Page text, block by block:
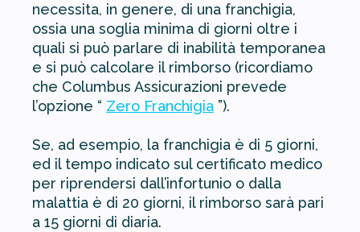
necessita, in genere, di una franchigia,
ossia una soglia minima di giorni oltre i
quali si può parlare di inabilità temporanea
e si può calcolare il rimborso (ricordiamo
che Columbus Assicurazioni prevede
l’opzione “ Zero Franchigia ”).
Se, ad esempio, la franchigia è di 5 giorni,
ed il tempo indicato sul certificato medico
per riprendersi dall’infortunio o dalla
malattia è di 20 giorni, il rimborso sarà pari
a 15 giorni di diaria.